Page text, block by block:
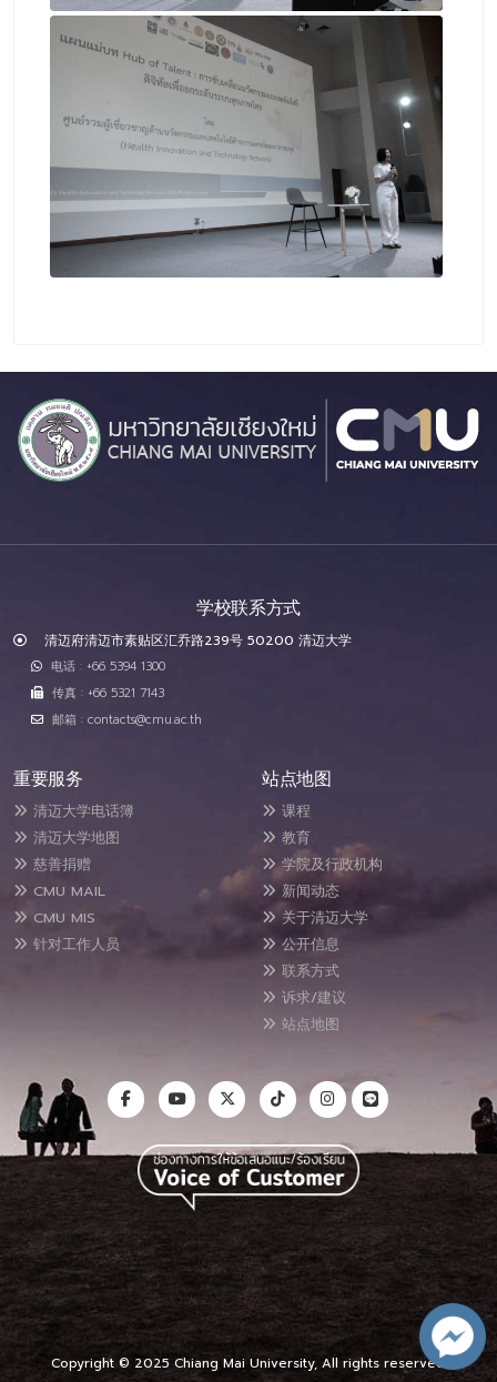
学校联系方式
清迈府清迈市素贴区汇乔路239号 50200 清迈大学
电话 : +66 5394 1300
传真 : +66 5321 7143
邮箱 : contacts@cmu.ac.th
重要服务
清迈大学电话簿
清迈大学地图
慈善捐赠
CMU MAIL
CMU MIS
针对工作人员
站点地图
课程
教育
学院及行政机构
新闻动态
关于清迈大学
公开信息
联系方式
诉求/建议
站点地图
Copyright © 2025 Chiang Mai University, All rights reserved.